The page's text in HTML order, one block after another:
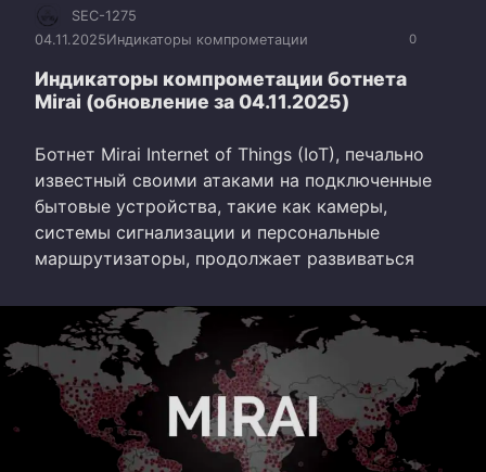
0
SEC-1275
04.11.2025Индикаторы компрометации
Индикаторы компрометации ботнета
Mirai (обновление за 04.11.2025)
Ботнет Mirai Internet of Things (IoT), печально
известный своими атаками на подключенные
бытовые устройства, такие как камеры,
системы сигнализации и персональные
маршрутизаторы, продолжает развиваться